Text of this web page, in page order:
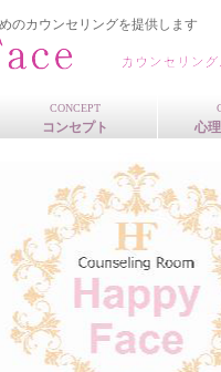
のカウンセリングを提供します
CONCEPT
コンセプト 心